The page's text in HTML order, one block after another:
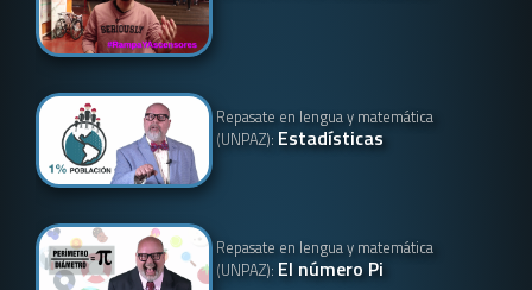
Repasate en lengua y matemática
(UNPAZ): Estadísticas
Repasate en lengua y matemática
(UNPAZ): El número Pi